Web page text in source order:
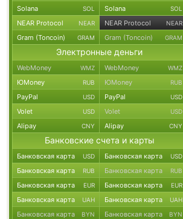
Solana SOL Solana SOL
NEAR Protocol NEAR NEAR Protocol NEAR
Gram (Toncoin) GRAM Gram (Toncoin) GRAM
Электронные деньги
WebMoney WMZ WebMoney WMZ
ЮMoney RUB ЮMoney RUB
PayPal USD PayPal USD
Volet USD Volet USD
Alipay CNY Alipay CNY
Банковские счета и карты
Банковская карта USD Банковская карта USD
Банковская карта RUB Банковская карта RUB
Банковская карта EUR Банковская карта EUR
Банковская карта UAH Банковская карта UAH
Банковская карта BYN Банковская карта BYN